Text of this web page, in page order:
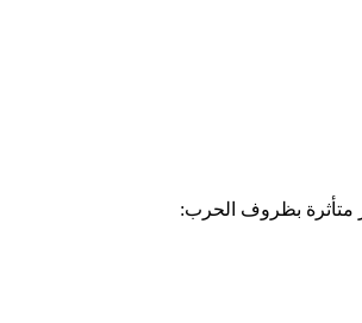
متأثرة بظروف الحرب: